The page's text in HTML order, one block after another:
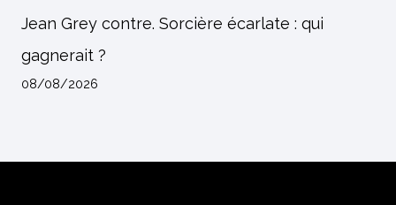
Jean Grey contre. Sorcière écarlate : qui
gagnerait ?
08/08/2026